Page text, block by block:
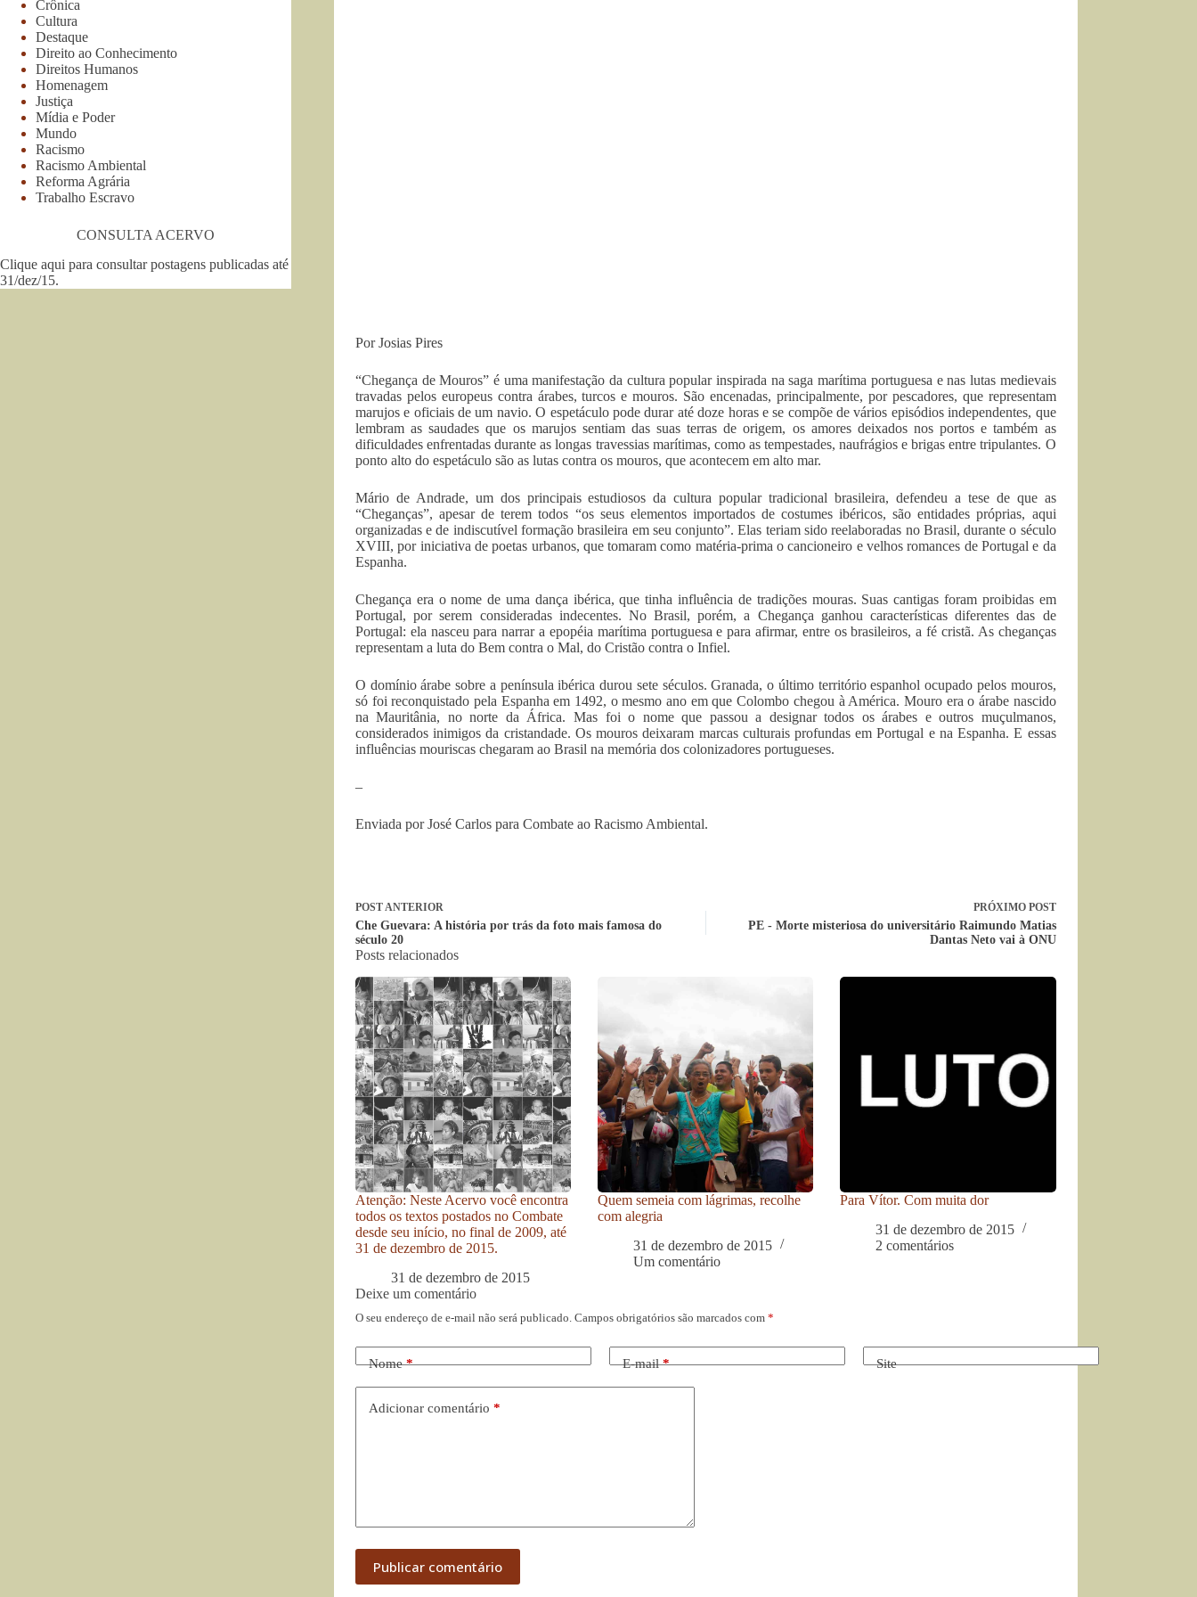
Por Josias Pires
“Chegança de Mouros” é uma manifestação da cultura popular inspirada na saga marítima portuguesa e nas lutas medievais
travadas pelos europeus contra árabes, turcos e mouros. São encenadas, principalmente, por pescadores, que representam
marujos e oficiais de um navio. O espetáculo pode durar até doze horas e se compõe de vários episódios independentes, que
lembram as saudades que os marujos sentiam das suas terras de origem, os amores deixados nos portos e também as
dificuldades enfrentadas durante as longas travessias marítimas, como as tempestades, naufrágios e brigas entre tripulantes. O
ponto alto do espetáculo são as lutas contra os mouros, que acontecem em alto mar.
Mário de Andrade, um dos principais estudiosos da cultura popular tradicional brasileira, defendeu a tese de que as
“Cheganças”, apesar de terem todos “os seus elementos importados de costumes ibéricos, são entidades próprias, aqui
organizadas e de indiscutível formação brasileira em seu conjunto”. Elas teriam sido reelaboradas no Brasil, durante o século
XVIII, por iniciativa de poetas urbanos, que tomaram como matéria-prima o cancioneiro e velhos romances de Portugal e da
Espanha.
Chegança era o nome de uma dança ibérica, que tinha influência de tradições mouras. Suas cantigas foram proibidas em
Portugal, por serem consideradas indecentes. No Brasil, porém, a Chegança ganhou características diferentes das de
Portugal: ela nasceu para narrar a epopéia marítima portuguesa e para afirmar, entre os brasileiros, a fé cristã. As cheganças
representam a luta do Bem contra o Mal, do Cristão contra o Infiel.
O domínio árabe sobre a península ibérica durou sete séculos. Granada, o último território espanhol ocupado pelos mouros,
só foi reconquistado pela Espanha em 1492, o mesmo ano em que Colombo chegou à América. Mouro era o árabe nascido
na Mauritânia, no norte da África. Mas foi o nome que passou a designar todos os árabes e outros muçulmanos,
considerados inimigos da cristandade. Os mouros deixaram marcas culturais profundas em Portugal e na Espanha. E essas
influências mouriscas chegaram ao Brasil na memória dos colonizadores portugueses.
–
Enviada por José Carlos para Combate ao Racismo Ambiental.
POSTANTERIOR
Che Guevara: A história por trás da foto mais famosa do
século 20
PRÓXIMO POST
PE - Morte misteriosa do universitário Raimundo Matias
Dantas Neto vai à ONU
Posts relacionados
Atenção: Neste Acervo você encontra
todos os textos postados no Combate
desde seu início, no final de 2009, até
31 de dezembro de 2015.
31 de dezembro de 2015
Quem semeia com lágrimas, recolhe
com alegria
31 de dezembro de 2015
Um comentário
Para Vítor. Com muita dor
31 de dezembro de 2015
2 comentários
Deixe um comentário
O seu endereço de e-mail não será publicado. Campos obrigatórios são marcados com *
Nome* E-mail* Site
Adicionar comentário *
Publicar comentário
Crônica
Cultura
Destaque
Direito ao Conhecimento
Direitos Humanos
Homenagem
Justiça
Mídia e Poder
Mundo
Racismo
Racismo Ambiental
Reforma Agrária
Trabalho Escravo
CONSULTA ACERVO
Clique aqui para consultar postagens publicadas até
31/dez/15.